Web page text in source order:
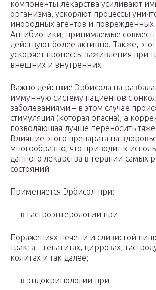
компоненты лекарства усиливают
организма, ускоряют процессы
инородных агентов и поврежденных
Антибиотики, принимаемые
действуют более активно. Также,
ускоряет процессы заживления при
внешних и внутренних
Важно действие Эрбисола на
иммунную систему пациентов с
заболеваниями – в этом случае
стимуляция (которая опасна), а
позволяющая лучше переносить
Влияние этого препарата на
многообразно, что приводит к
данного лекарства в терапии самых
состояний
Применяется Эрбисол при:
— в гастроэнтерологии при –
Поражениях печени и слизистой
тракта – гепатитах, циррозах,
колитах и так далее;
— в эндокринологии при –